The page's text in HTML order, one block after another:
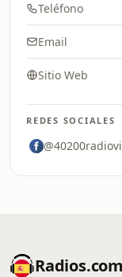
Teléfono
Email
Sitio Web
REDES SOCIALES